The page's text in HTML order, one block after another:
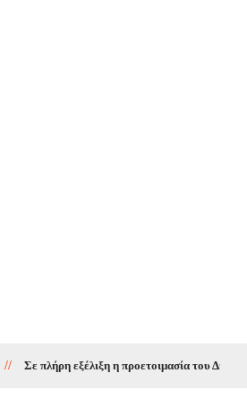
Σε πλήρη εξέλιξη η προετοιμασία του Δήμου